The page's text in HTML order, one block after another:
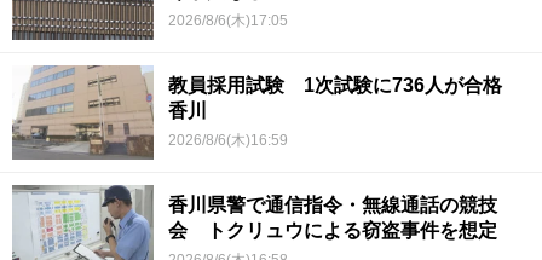
2026/8/6(木)17:05
教員採用試験 1次試験に736人が合格
香川
2026/8/6(木)16:59
香川県警で通信指令・無線通話の競技
会 トクリュウによる窃盗事件を想定